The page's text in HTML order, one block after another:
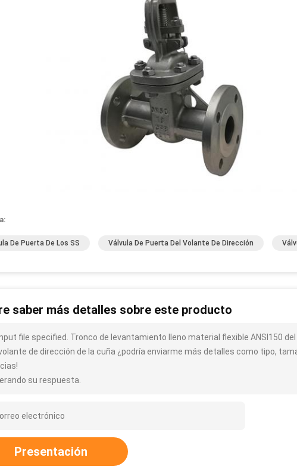
De Puerta De Los SS Válvula De Puerta Del Volante De Dirección
saber más detalles sobre este producto
file specified. Tronco de levantamiento lleno material flexible ANSI150
de dirección de la cuña ¿podría enviarme más detalles como tipo,
su respuesta.
Presentación